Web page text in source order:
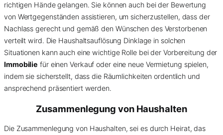
richtigen Hände gelangen. Sie können auch bei der Bewertung
von Wertgegenständen assistieren, um sicherzustellen, dass der
Nachlass gerecht und gemäß den Wünschen des Verstorbenen
verteilt wird. Die Haushaltsauflösung Dinklage in solchen
Situationen kann auch eine wichtige Rolle bei der Vorbereitung der
Immobilie für einen Verkauf oder eine neue Vermietung spielen,
indem sie sicherstellt, dass die Räumlichkeiten ordentlich und
ansprechend präsentiert werden.
Zusammenlegung von Haushalten
Die Zusammenlegung von Haushalten, sei es durch Heirat, das